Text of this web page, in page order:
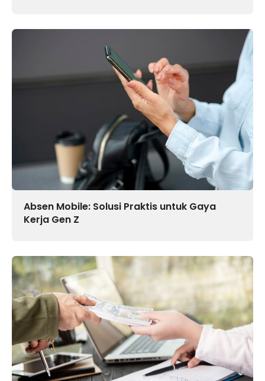
Absen Mobile: Solusi Praktis untuk Gaya
Kerja Gen Z